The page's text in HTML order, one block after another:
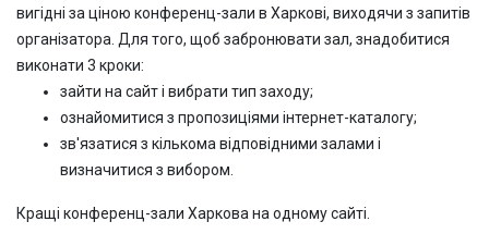
вигідні за ціною конференц-зали в Харкові, виходячи з запитів
організатора. Для того, щоб забронювати зал, знадобитися
виконати 3 кроки:
зайти на сайт і вибрати тип заходу;
ознайомитися з пропозиціями інтернет-каталогу;
зв'язатися з кількома відповідними залами і
визначитися з вибором.
Кращі конференц-зали Харкова на одному сайті.